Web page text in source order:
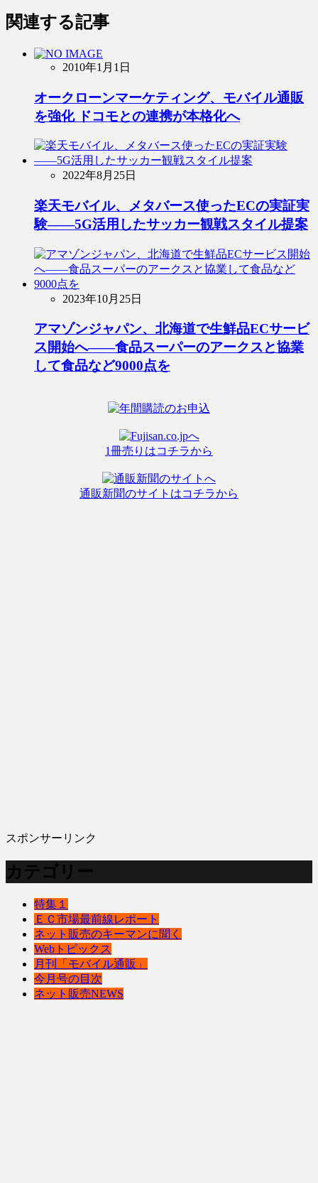
関連する記事
2010年1月1日
オークローンマーケティング、モバイル通販
を強化 ドコモとの連携が本格化へ
2022年8月25日
楽天モバイル、メタバース使ったECの実証実
験――5G活用したサッカー観戦スタイル提案
2023年10月25日
アマゾンジャパン、北海道で生鮮品ECサービ
ス開始へ――食品スーパーのアークスと協業
して食品など9000点を
1冊売りはコチラから
通販新聞のサイトはコチラから
スポンサーリンク
カテゴリー
特集１
ＥＣ市場最前線レポート
ネット販売のキーマンに聞く
Webトピックス
月刊「モバイル通販」
今月号の目次
ネット販売NEWS